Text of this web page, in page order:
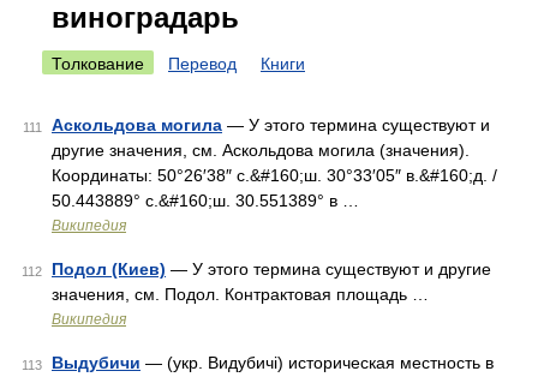
виноградарь
Толкование Перевод Книги
111 Аскольдова могила — У этого термина существуют и
другие значения, см. Аскольдова могила (значения).
Координаты: 50°26′38″ с.&#160;ш. 30°33′05″ в.&#160;д. /
50.443889° с.&#160;ш. 30.551389° в …
Википедия
112 Подол (Киев) — У этого термина существуют и другие
значения, см. Подол. Контрактовая площадь …
Википедия
113 Выдубичи — (укр. Видубичі) историческая местность в